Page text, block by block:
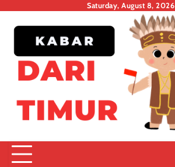
Saturday, August 8, 2026